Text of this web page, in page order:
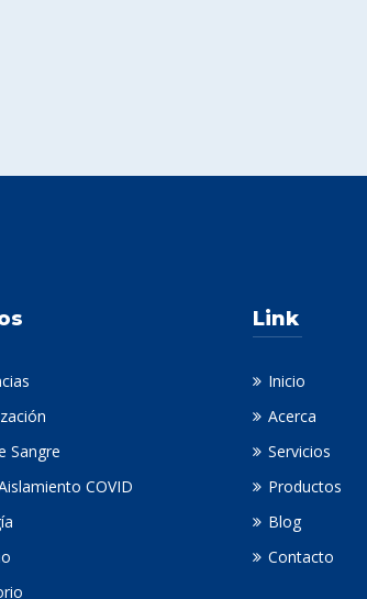
Sangre
COVID
Link
Inicio
Acerca
Servicios
Productos
Blog
Contacto